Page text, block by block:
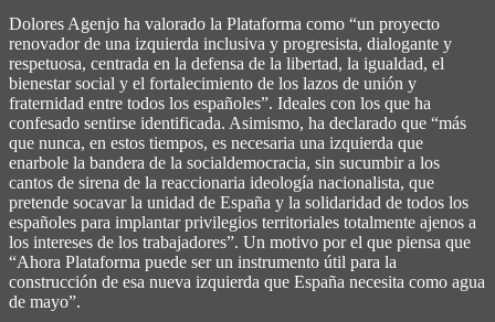
Dolores Agenjo ha valorado la Plataforma como “un proyecto
renovador de una izquierda inclusiva y progresista, dialogante y
respetuosa, centrada en la defensa de la libertad, la igualdad, el
bienestar social y el fortalecimiento de los lazos de unión y
fraternidad entre todos los españoles”. Ideales con los que ha
confesado sentirse identificada. Asimismo, ha declarado que “más
que nunca, en estos tiempos, es necesaria una izquierda que
enarbole la bandera de la socialdemocracia, sin sucumbir a los
cantos de sirena de la reaccionaria ideología nacionalista, que
pretende socavar la unidad de España y la solidaridad de todos los
españoles para implantar privilegios territoriales totalmente ajenos a
los intereses de los trabajadores”. Un motivo por el que piensa que
“Ahora Plataforma puede ser un instrumento útil para la
construcción de esa nueva izquierda que España necesita como agua
de mayo”.